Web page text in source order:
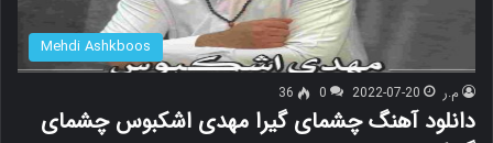
Mehdi Ashkboos
م.ر 2022-07-20
0
36
دانلود آهنگ چشمای گیرا مهدی اشکبوس چشمای